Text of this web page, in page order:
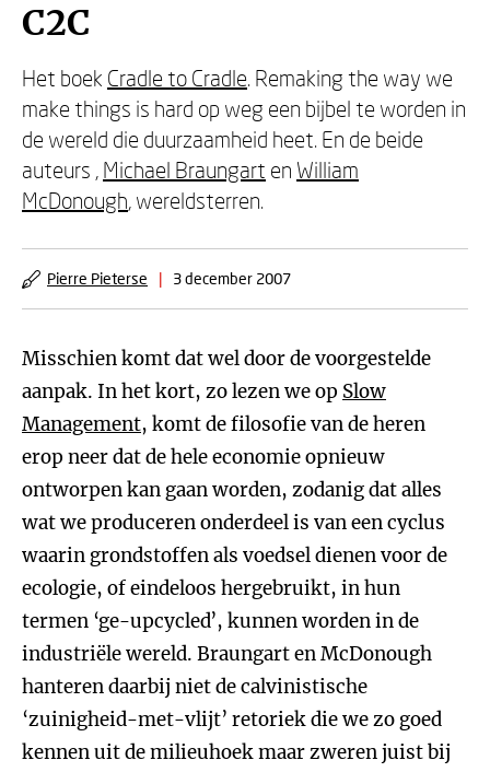
C2C
Het boek Cradle to Cradle. Remaking the way we
make things is hard op weg een bijbel te worden in
de wereld die duurzaamheid heet. En de beide
auteurs , Michael Braungart en William
McDonough, wereldsterren.
Pierre Pieterse | 3 december 2007
Misschien komt dat wel door de voorgestelde
aanpak. In het kort, zo lezen we op Slow
Management, komt de filosofie van de heren
erop neer dat de hele economie opnieuw
ontworpen kan gaan worden, zodanig dat alles
wat we produceren onderdeel is van een cyclus
waarin grondstoffen als voedsel dienen voor de
ecologie, of eindeloos hergebruikt, in hun
termen ‘ge-upcycled’, kunnen worden in de
industriële wereld. Braungart en McDonough
hanteren daarbij niet de calvinistische
‘zuinigheid-met-vlijt’ retoriek die we zo goed
kennen uit de milieuhoek maar zweren juist bij